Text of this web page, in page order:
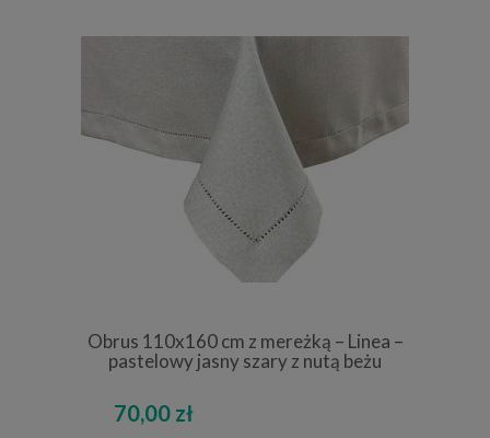
Obrus 110x160 cm z mereżką – Linea –
pastelowy jasny szary z nutą beżu
70,00 zł